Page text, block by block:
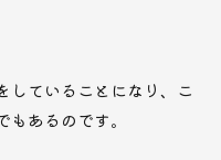
していることになり、こ
あるのです。